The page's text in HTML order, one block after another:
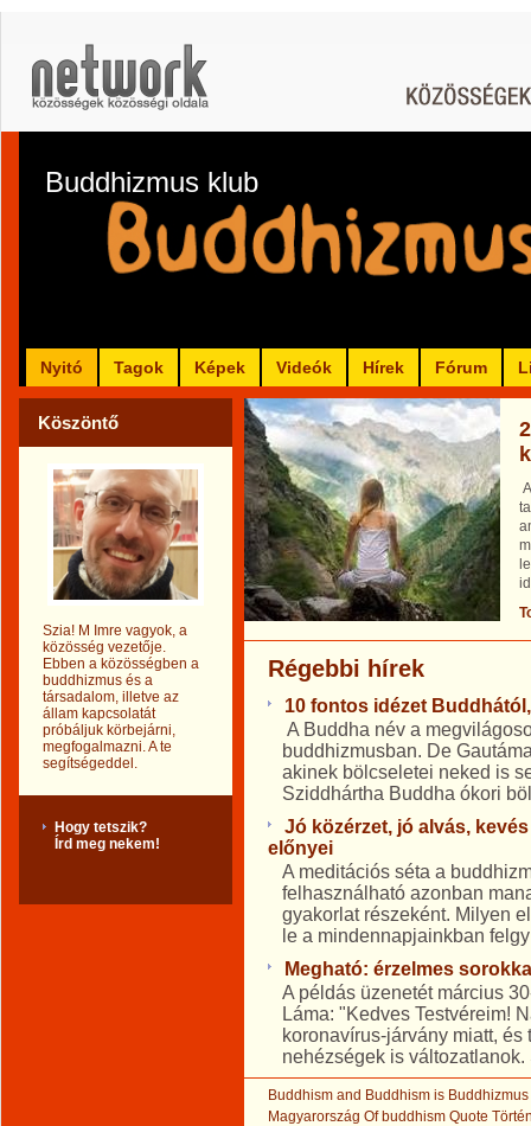
Buddhizmus klub
Nyitó Tagok Képek Videók Hírek Fórum
Köszöntő
Szia! M Imre vagyok, a
közösség vezetője.
Ebben a közösségben a
buddhizmus és a
társadalom, illetve az
állam kapcsolatát
próbáljuk körbejárni,
megfogalmazni. A te
segítségeddel.
Hogy tetszik?
Írd meg nekem!
Régebbi hírek
10 fontos idézet
A Buddha név a
buddhizmusban. De
akinek bölcseletei neked is
Sziddhártha Buddha ókori
Jó közérzet, jó alvás,
előnyei
A meditációs séta a
felhasználható azonban
gyakorlat részeként. Milyen
le a mindennapjainkban
Megható: érzelmes
A példás üzenetét március
Láma: "Kedves Testvéreim!
koronavírus-járvány miatt,
nehézségek is változatlanok.
Buddhism and Buddhism is
Magyarország Of buddhism Quote